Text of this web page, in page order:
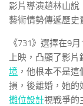
影片導演趙林山說
藝術情勢傳遞歷史
《731》選擇在9
上映，凸顯了影片
境 ，他根本不是
損，後離婚，她的
攤位設計視戰爭的